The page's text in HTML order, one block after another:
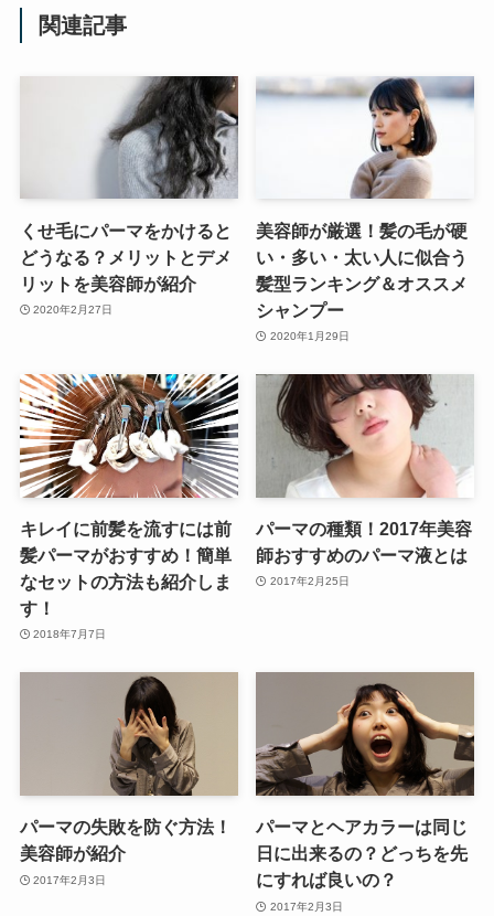
関連記事
くせ毛にパーマをかけると
どうなる？メリットとデメ
リットを美容師が紹介
2020年2月27日
美容師が厳選！髪の毛が硬
い・多い・太い人に似合う
髪型ランキング＆オススメ
シャンプー
2020年1月29日
キレイに前髪を流すには前
髪パーマがおすすめ！簡単
なセットの方法も紹介しま
す！
2018年7月7日
パーマの種類！2017年美容
師おすすめのパーマ液とは
2017年2月25日
パーマの失敗を防ぐ方法！
美容師が紹介
2017年2月3日
パーマとヘアカラーは同じ
日に出来るの？どっちを先
にすれば良いの？
2017年2月3日